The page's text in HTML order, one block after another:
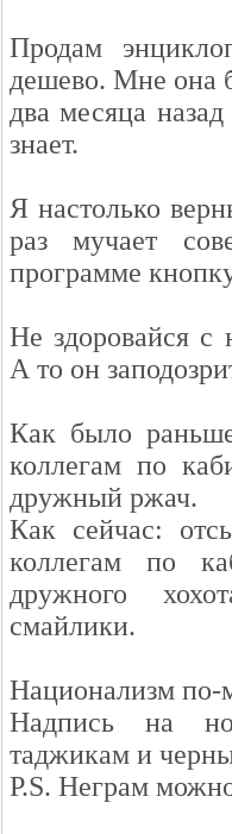
Продам
дешево. Мне она
два месяца
знает.
Я настолько
раз мучает
программе
Не здоровайся с
А то он
Как было
коллегам по
дружный ржач.
Как сейчас:
коллегам по
дружного
смайлики.
Национализм по-
Надпись на
таджикам и
Р.S. Неграм